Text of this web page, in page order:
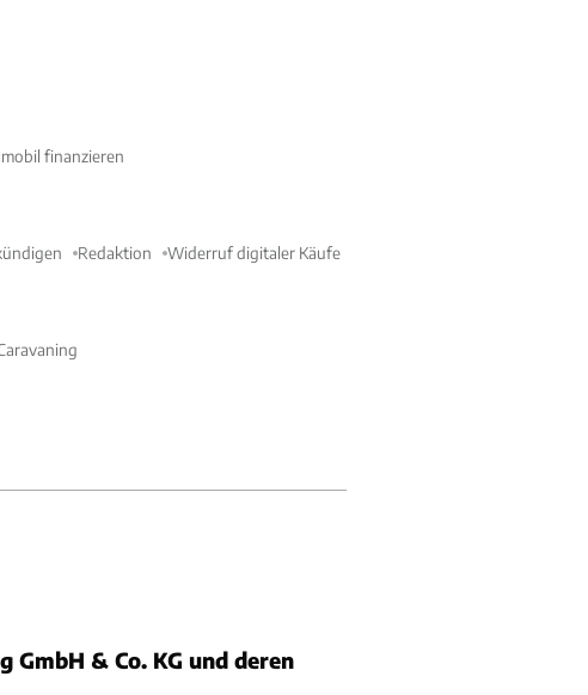
finanzieren
Redaktion Widerruf digitaler Käufe
& Co. KG und deren